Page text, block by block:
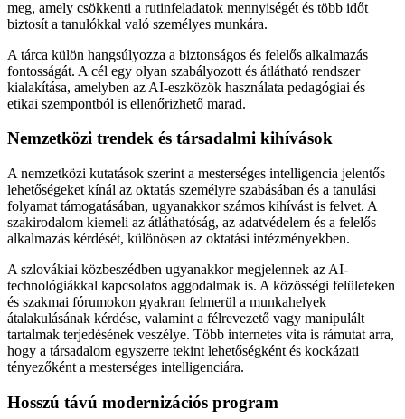
meg, amely csökkenti a rutinfeladatok mennyiségét és több időt
biztosít a tanulókkal való személyes munkára.
A tárca külön hangsúlyozza a biztonságos és felelős alkalmazás
fontosságát. A cél egy olyan szabályozott és átlátható rendszer
kialakítása, amelyben az AI-eszközök használata pedagógiai és
etikai szempontból is ellenőrizhető marad.
Nemzetközi trendek és társadalmi kihívások
A nemzetközi kutatások szerint a mesterséges intelligencia jelentős
lehetőségeket kínál az oktatás személyre szabásában és a tanulási
folyamat támogatásában, ugyanakkor számos kihívást is felvet. A
szakirodalom kiemeli az átláthatóság, az adatvédelem és a felelős
alkalmazás kérdését, különösen az oktatási intézményekben.
A szlovákiai közbeszédben ugyanakkor megjelennek az AI-
technológiákkal kapcsolatos aggodalmak is. A közösségi felületeken
és szakmai fórumokon gyakran felmerül a munkahelyek
átalakulásának kérdése, valamint a félrevezető vagy manipulált
tartalmak terjedésének veszélye. Több internetes vita is rámutat arra,
hogy a társadalom egyszerre tekint lehetőségként és kockázati
tényezőként a mesterséges intelligenciára.
Hosszú távú modernizációs program